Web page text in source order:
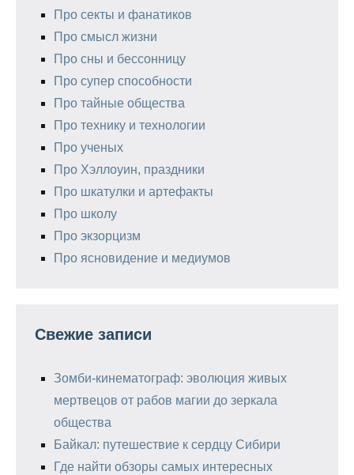
Про секты и фанатиков
Про смысл жизни
Про сны и бессонницу
Про супер способности
Про тайные общества
Про технику и технологии
Про ученых
Про Хэллоуин, праздники
Про шкатулки и артефакты
Про школу
Про экзорцизм
Про ясновидение и медиумов
Свежие записи
Зомби-кинематограф: эволюция живых
мертвецов от рабов магии до зеркала
общества
Байкал: путешествие к сердцу Сибири
Где найти обзоры самых интересных